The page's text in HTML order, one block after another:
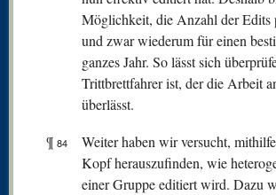
Möglichkeit, die Anzahl der
und zwar wiederum für einen
ganzes Jahr. So lässt sich
Trittbrettfahrer ist, der die Arbeit
überlässt.
¶ 84
Weiter haben wir versucht,
Kopf herauszufinden, wie
einer Gruppe editiert wird. Dazu